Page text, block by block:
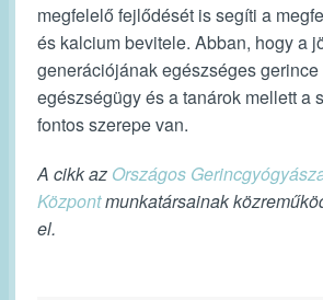
megfelelő fejlődését is segíti a
és kalcium bevitele. Abban, hogy a
generációjának egészséges
egészségügy és a tanárok mellett a
fontos szerepe van.
A cikk az Országos
Központmunkatársainak
el.